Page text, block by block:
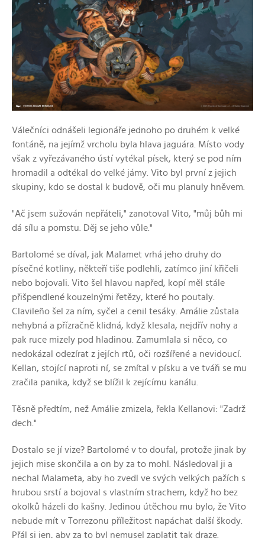
Válečníci odnášeli legionáře jednoho po druhém k velké
fontáně, na jejímž vrcholu byla hlava jaguára. Místo vody
však z vyřezávaného ústí vytékal písek, který se pod ním
hromadil a odtékal do velké jámy. Vito byl první z jejich
skupiny, kdo se dostal k budově, oči mu planuly hněvem.
"Ač jsem sužován nepřáteli," zanotoval Vito, "můj bůh mi
dá sílu a pomstu. Děj se jeho vůle."
Bartolomé se díval, jak Malamet vrhá jeho druhy do
písečné kotliny, někteří tiše podlehli, zatímco jiní křičeli
nebo bojovali. Vito šel hlavou napřed, kopí měl stále
přišpendlené kouzelnými řetězy, které ho poutaly.
Clavileño šel za ním, syčel a cenil tesáky. Amálie zůstala
nehybná a přízračně klidná, když klesala, nejdřív nohy a
pak ruce mizely pod hladinou. Zamumlala si něco, co
nedokázal odezírat z jejích rtů, oči rozšířené a nevidoucí.
Kellan, stojící naproti ní, se zmítal v písku a ve tváři se mu
zračila panika, když se blížil k zejícímu kanálu.
Těsně předtím, než Amálie zmizela, řekla Kellanovi: "Zadrž
dech."
Dostalo se jí vize? Bartolomé v to doufal, protože jinak by
jejich mise skončila a on by za to mohl. Následoval ji a
nechal Malameta, aby ho zvedl ve svých velkých pažích s
hrubou srstí a bojoval s vlastním strachem, když ho bez
okolků házeli do kašny. Jedinou útěchou mu bylo, že Vito
nebude mít v Torrezonu příležitost napáchat další škody.
Přál si jen, aby za to byl nemusel zaplatit tak draze.